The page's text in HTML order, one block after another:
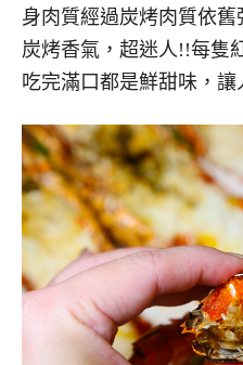
身肉質經過炭烤肉質依
炭烤香氣，超迷人!!每隻
吃完滿口都是鮮甜味，讓